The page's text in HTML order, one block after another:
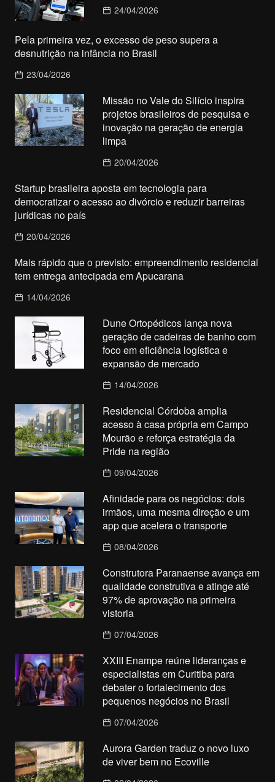
24/04/2026
Pela primeira vez, o excesso de peso supera a
desnutrição na infância no Brasil
23/04/2026
Missão no Vale do Silício inspira
projetos brasileiros de pesquisa e
inovação na geração de energia
limpa
20/04/2026
Startup brasileira aposta em tecnologia para
democratizar o acesso ao divórcio e reduzir barreiras
jurídicas no país
20/04/2026
Mais rápido que o previsto: empreendimento residencial
tem entrega antecipada em Apucarana
14/04/2026
Dune Ortopédicos lança nova
geração de cadeiras de banho com
foco em eficiência logística e
expansão de mercado
14/04/2026
Residencial Córdoba amplia
acesso à casa própria em Campo
Mourão e reforça estratégia da
Pride na região
09/04/2026
Afinidade para os negócios: dois
irmãos, uma mesma direção e um
app que acelera o transporte
08/04/2026
Construtora Paranaense avança em
qualidade construtiva e atinge até
97% de aprovação na primeira
vistoria
07/04/2026
XXIII Enampe reúne lideranças e
especialistas em Curitiba para
debater o fortalecimento dos
pequenos negócios no Brasil
07/04/2026
Aurora Garden traduz o novo luxo
de viver bem no Ecoville